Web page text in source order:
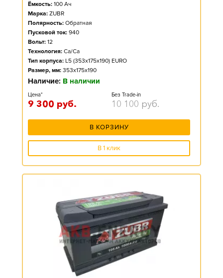
Ёмкость: 100 Ач
Марка: ZUBR
Полярность: Обратная
Пусковой ток: 940
Вольт: 12
Технология: Ca/Ca
Тип корпуса: L5 (353x175x190) EURO
Размер, мм: 353x175x190
Наличие: В наличии
Цена*
9 300 руб.
Без Trade-in
10 100 руб.
В КОРЗИНУ
В 1 клик